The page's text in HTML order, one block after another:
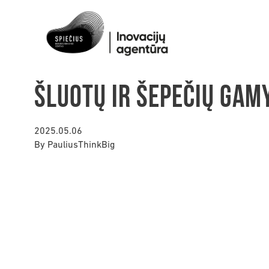
Šluotų ir šepečių
2025.05.06
By PauliusThinkBig